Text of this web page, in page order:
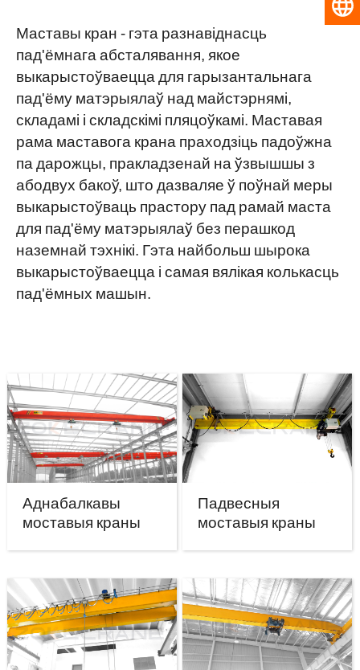
Маставы кран - гэта разнавіднасць
пад'ёмнага абсталявання, якое
выкарыстоўваецца для гарызантальнага
пад'ёму матэрыялаў над майстэрнямі,
складамі і складскімі пляцоўкамі. Маставая
рама маставога крана праходзіць падоўжна
па дарожцы, пракладзенай на ўзвышшы з
абодвух бакоў, што дазваляе ў поўнай меры
выкарыстоўваць прастору пад рамай маста
для пад'ёму матэрыялаў без перашкод
наземнай тэхнікі. Гэта найбольш шырока
выкарыстоўваецца і самая вялікая колькасць
пад'ёмных машын.
Аднабалкавы
моставыя краны
Падвесныя
моставыя краны
Беларуская мова